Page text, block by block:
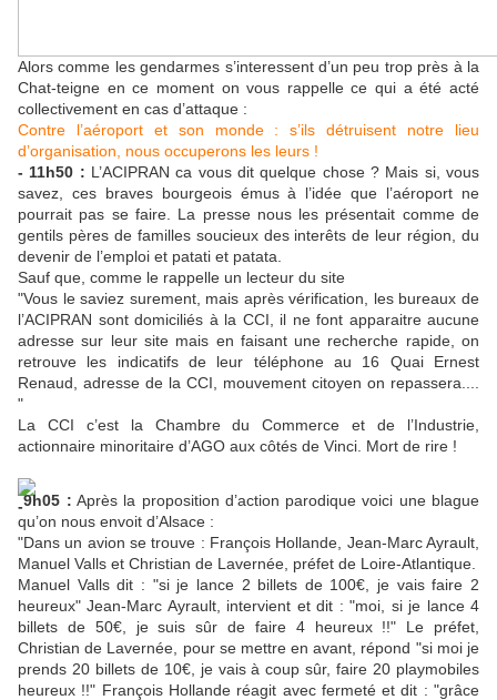
Alors comme les gendarmes s’interessent d’un peu trop près à la
Chat-teigne en ce moment on vous rappelle ce qui a été acté
collectivement en cas d’attaque :
Contre l’aéroport et son monde : s’ils détruisent notre lieu
d’organisation, nous occuperons les leurs !
- 11h50 : L’ACIPRAN ca vous dit quelque chose ? Mais si, vous
savez, ces braves bourgeois émus à l’idée que l’aéroport ne
pourrait pas se faire. La presse nous les présentait comme de
gentils pères de familles soucieux des interêts de leur région, du
devenir de l’emploi et patati et patata.
Sauf que, comme le rappelle un lecteur du site
"Vous le saviez surement, mais après vérification, les bureaux de
l’ACIPRAN sont domiciliés à la CCI, il ne font apparaitre aucune
adresse sur leur site mais en faisant une recherche rapide, on
retrouve les indicatifs de leur téléphone au 16 Quai Ernest
Renaud, adresse de la CCI, mouvement citoyen on repassera....
"
La CCI c’est la Chambre du Commerce et de l’Industrie,
actionnaire minoritaire d’AGO aux côtés de Vinci. Mort de rire !
9h05 : Après la proposition d’action parodique voici une blague
qu’on nous envoit d’Alsace :
"Dans un avion se trouve : François Hollande, Jean-Marc Ayrault,
Manuel Valls et Christian de Lavernée, préfet de Loire-Atlantique.
Manuel Valls dit : "si je lance 2 billets de 100€, je vais faire 2
heureux" Jean-Marc Ayrault, intervient et dit : "moi, si je lance 4
billets de 50€, je suis sûr de faire 4 heureux !!" Le préfet,
Christian de Lavernée, pour se mettre en avant, répond "si moi je
prends 20 billets de 10€, je vais à coup sûr, faire 20 playmobiles
heureux !!" François Hollande réagit avec fermeté et dit : "grâce